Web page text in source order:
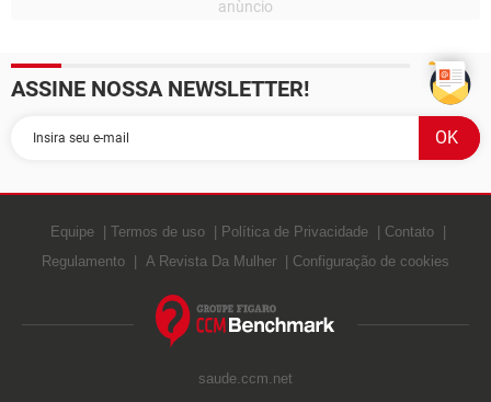
ASSINE NOSSA NEWSLETTER!
Equipe Termos de uso Política de Privacidade
Contato
Regulamento
A Revista Da Mulher Configuração de cookies
saude.ccm.net